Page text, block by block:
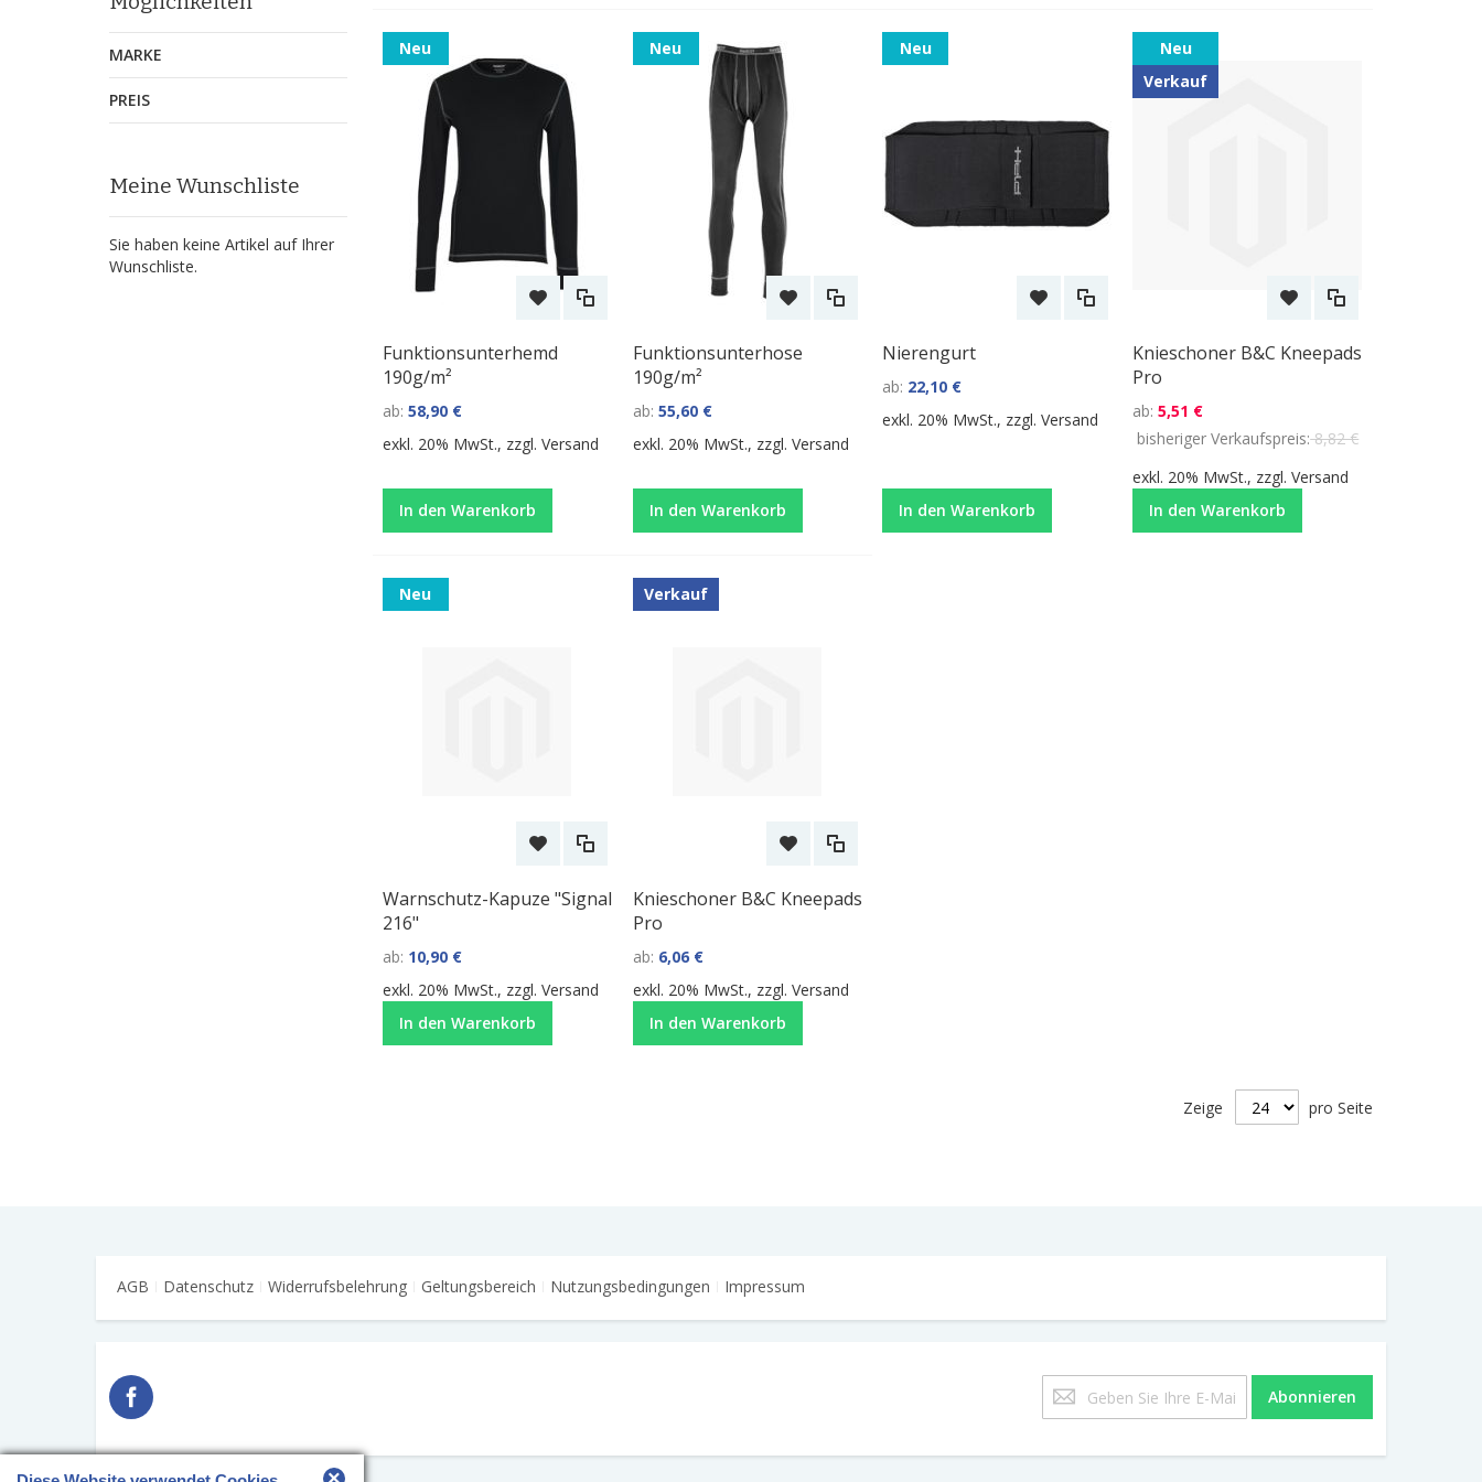
Neu
Funktionsunterhemd
190g/m²
ab 58,90 €
exkl. 20% MwSt., zzgl. Versand
In den Warenkorb
Neu
Funktionsunterhose
190g/m²
ab 55,60 €
exkl. 20% MwSt., zzgl. Versand
In den Warenkorb
Neu
Nierengurt
ab 22,10 €
exkl. 20% MwSt., zzgl.Versand
In den Warenkorb
Neu
Verkauf
Knieschoner B&C Kneepads
Pro
ab 5,51 €
bisheriger Verkaufspreis 8,82 €
exkl. 20% MwSt., zzgl.Versand
In den Warenkorb
Neu
Warnschutz-Kapuze "Signal
216"
ab 10,90 €
exkl. 20% MwSt., zzgl. Versand
In den Warenkorb
Verkauf
Knieschoner B&C Kneepads
Pro
ab 6,06 €
exkl. 20% MwSt., zzgl. Versand
In den Warenkorb
Zeige pro Seite
MARKE
PREIS
Meine Wunschliste
Sie haben keine Artikel auf Ihrer
Wunschliste.
AGB Datenschutz Widerrufsbelehrung Geltungsbereich Nutzungsbedingungen Impressum
Melden
Sie
für
Abonnieren